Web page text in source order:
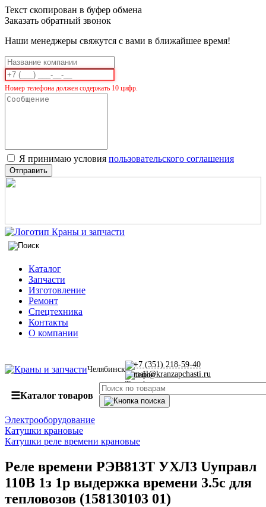
Текст скопирован в буфер обмена
Заказать обратный звонок
Наши менеджеры свяжутся с вами в ближайшее время!
Номер телефона должен содержать 10 цифр.
Я принимаю условия пользовательского соглашения
Отправить
Каталог
Запчасти
Изготовление
Ремонт
Спецтехника
Контакты
О компании
Челябинск
+7 (351) 218-59-40
mail@kranzapchasti.ru
☰Каталог товаров
Электрооборудование
Катушки крановые
Катушки реле времени крановые
Реле времени РЭВ813Т УХЛ3 Uуправл
110В 1з 1р выдержка времени 3.5с для
тепловозов (158130103 01)